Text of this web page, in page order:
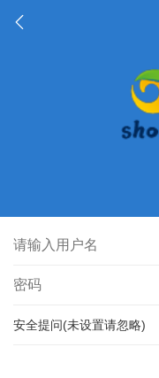
安全提问(未设置请忽略)